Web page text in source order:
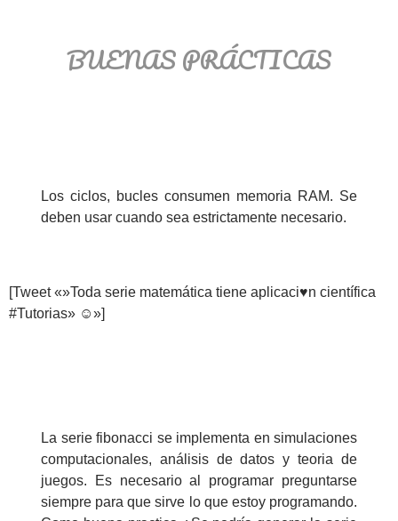
BUENAS PRÁCTICAS
Los ciclos, bucles consumen memoria RAM. Se
deben usar cuando sea estrictamente necesario.
[Tweet «»Toda serie matemática tiene aplicaci♥n científica
#Tutorias» ☺»]
La serie fibonacci se implementa en simulaciones
computacionales, análisis de datos y teoria de
juegos. Es necesario al programar preguntarse
siempre para que sirve lo que estoy programando.